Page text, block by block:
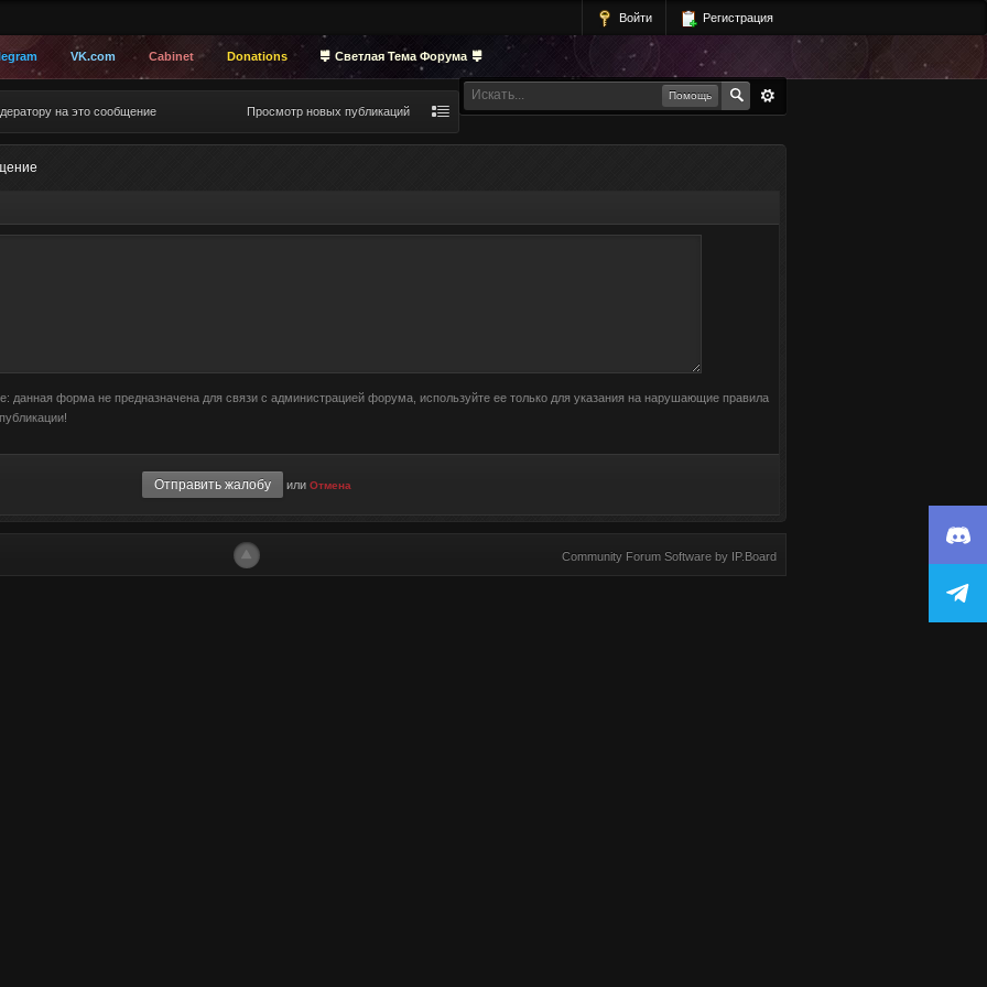
Войти Регистрация
VK.com Cabinet Donations Светлая Тема Форума
Помощь
на это сообщение Просмотр новых публикаций
данная форма не предназначена для связи с администрацией форума, используйте ее только для указания на нарушающие правила
или Отмена
Community Forum Software by IP.Board